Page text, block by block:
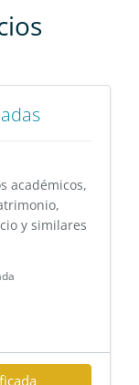
académicos,
y similares